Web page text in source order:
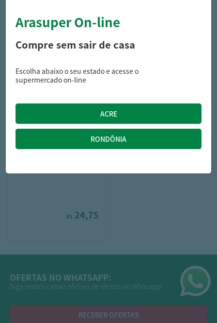
R$ 9,59
R$ 24,75
OFERTAS NO WHATSAPP:
Siga nossos canais oficiais de ofertas no Whasapp!
RECEBER OFERTAS
Arasuper On-line
Compre sem sair de casa
Escolha abaixo o seu estado e acesse o
supermercado on-line